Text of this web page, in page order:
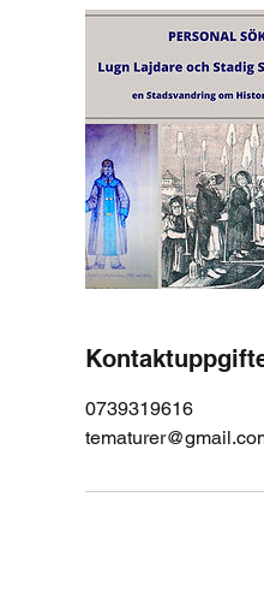
0739319616